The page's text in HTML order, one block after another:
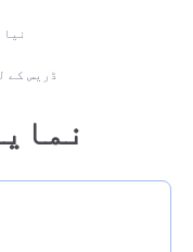
ڈریس کے